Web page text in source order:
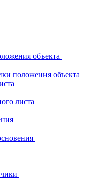
объекта
положения объекта
листа